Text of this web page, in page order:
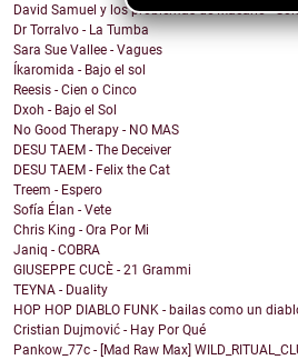
David Samuel y los problemas de Macario -
Dr Torralvo - La Tumba
Sara Sue Vallee - Vagues
Íkaromida - Bajo el sol
Reesis - Cien o Cinco
Dxoh - Bajo el Sol
No Good Therapy - NO MAS
DESU TAEM - The Deceiver
DESU TAEM - Felix the Cat
Treem - Espero
Sofía Élan - Vete
Chris King - Ora Por Mi
Janiq - COBRA
GIUSEPPE CUCÈ - 21 Grammi
TEYNA - Duality
HOP HOP DIABLO FUNK - bailas como un
Cristian Dujmović - Hay Por Qué
Pankow_77c - [Mad Raw Max]